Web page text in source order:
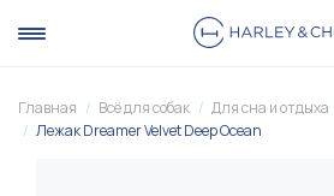
Главная Всё для собак Для сна и отдыха
Лежак Dreamer Velvet Deep Ocean